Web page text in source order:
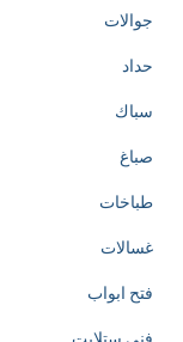
جوالات
حداد
سباك
صباغ
طباخات
غسالات
فتح ابواب
فني ستلايت